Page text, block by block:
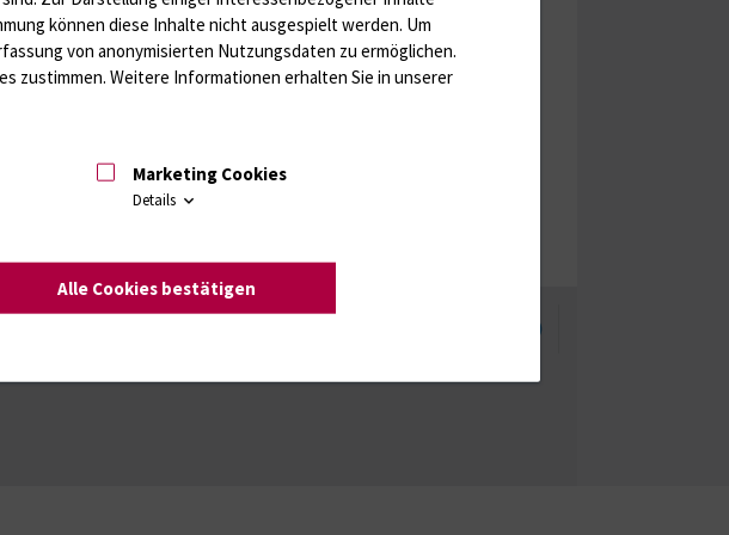
können diese Inhalte nicht ausgespielt werden. Um
von anonymisierten Nutzungsdaten zu ermöglichen.
zustimmen. Weitere Informationen erhalten Sie in unserer
Marketing Cookies
Details
Alle Cookies bestätigen